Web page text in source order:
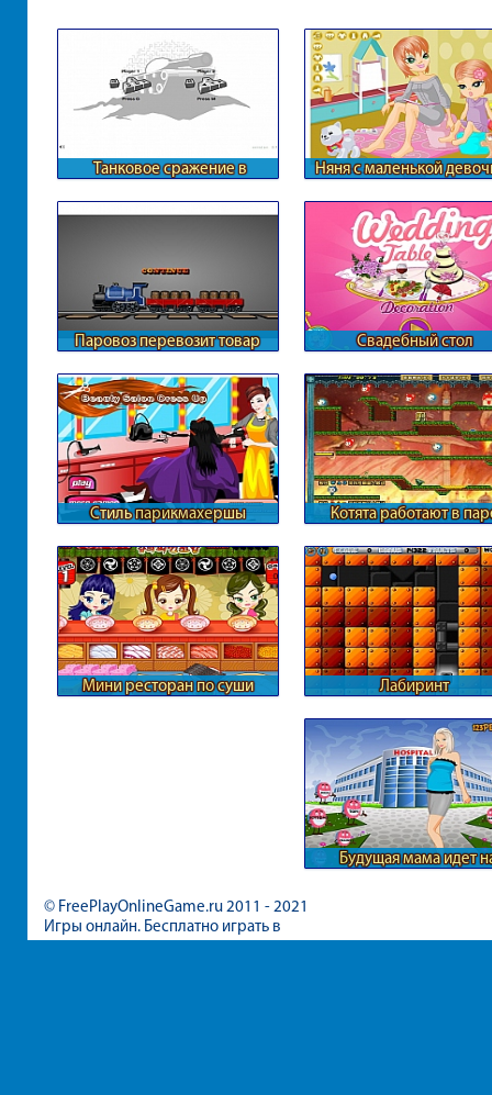
Танковое сражение в
Няня с маленькой
Паровоз перевозит товар Свадебный стол
Стиль парикмахершы Котята работают в
Мини ресторан по суши Лабиринт
Будущая мама идет
© FreePlayOnlineGame.ru 2011 - 2021
Игры онлайн. Бесплатно играть в
игры для девочек и мальчиков